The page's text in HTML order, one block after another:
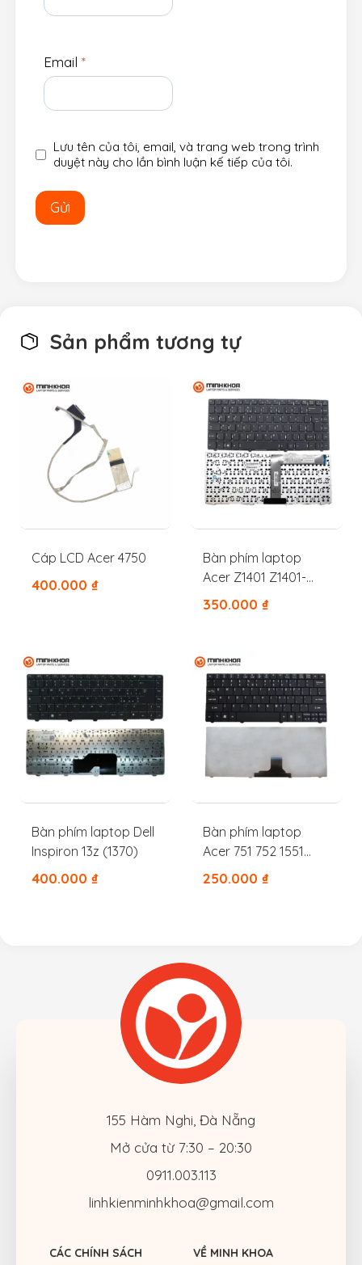
Email *
Lưu tên của tôi, email, và trang web trong trình
duyệt này cho lần bình luận kế tiếp của tôi.
Sản phẩm tương tự
Cáp LCD Acer 4750
400.000 ₫
Bàn phím laptop
Acer Z1401 Z1401-
C283 Z1401-C7EK
350.000 ₫
Bàn phím laptop Dell
Inspiron 13z (1370)
400.000 ₫
Bàn phím laptop
Acer 751 752 1551
1410 1430z 1830 721
250.000 ₫
CÁC CHÍNH SÁCH
155 Hàm Nghi, Đà Nẵng
Mở cửa từ 7:30 – 20:30
0911.003.113
linhkienminhkhoa@gmail.com
VỀ MINH KHOA